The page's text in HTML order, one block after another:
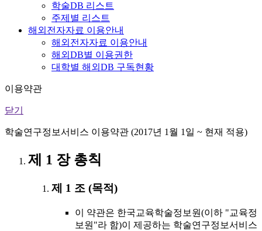
학술DB 리스트
주제별 리스트
해외전자자료 이용안내
해외전자자료 이용안내
해외DB별 이용권한
대학별 해외DB 구독현황
이용약관
닫기
학술연구정보서비스 이용약관 (2017년 1월 1일 ~ 현재 적용)
제 1 장 총칙
제 1 조 (목적)
이 약관은 한국교육학술정보원(이하 "교육정
보원"라 함)이 제공하는 학술연구정보서비스